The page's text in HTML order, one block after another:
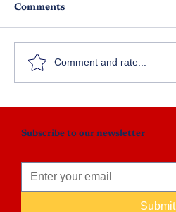
Comments
Comment and rate...
Subscribe to our newsletter
Submit